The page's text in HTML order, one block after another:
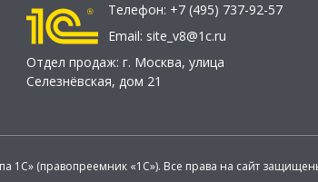
Телефон: +7 (495) 737-92-57
Email: site_v8@1c.ru
Отдел продаж: г. Москва, улица
Селезнёвская, дом 21
1С» (правопреемник «1С»). Все права на сайт